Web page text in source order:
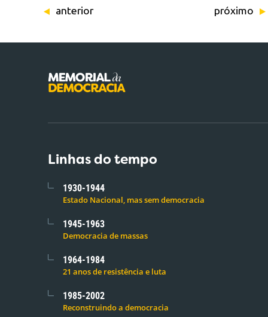
anterior próximo
Linhas do tempo
1930-1944
Estado Nacional, mas sem democracia
1945-1963
Democracia de massas
1964-1984
21 anos de resistência e luta
1985-2002
Reconstruindo a democracia